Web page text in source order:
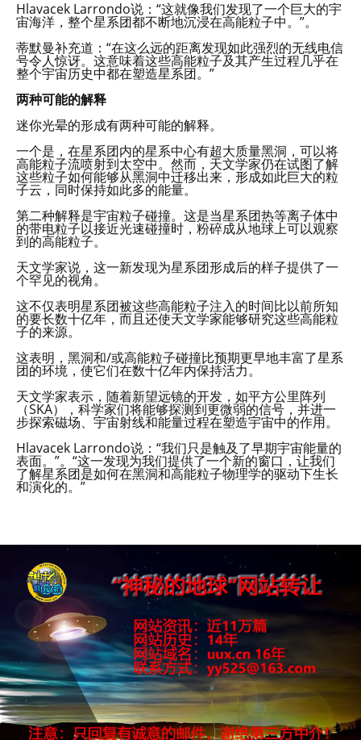
Hlavacek Larrondo说：“这就像我们发现了一个巨大的宇
宙海洋，整个星系团都不断地沉浸在高能粒子中。”。
蒂默曼补充道：“在这么远的距离发现如此强烈的无线电信
号令人惊讶。这意味着这些高能粒子及其产生过程几乎在
整个宇宙历史中都在塑造星系团。”
两种可能的解释
迷你光晕的形成有两种可能的解释。
一个是，在星系团内的星系中心有超大质量黑洞，可以将
高能粒子流喷射到太空中。然而，天文学家仍在试图了解
这些粒子如何能够从黑洞中迁移出来，形成如此巨大的粒
子云，同时保持如此多的能量。
第二种解释是宇宙粒子碰撞。这是当星系团热等离子体中
的带电粒子以接近光速碰撞时，粉碎成从地球上可以观察
到的高能粒子。
天文学家说，这一新发现为星系团形成后的样子提供了一
个罕见的视角。
这不仅表明星系团被这些高能粒子注入的时间比以前所知
的要长数十亿年，而且还使天文学家能够研究这些高能粒
子的来源。
这表明，黑洞和/或高能粒子碰撞比预期更早地丰富了星系
团的环境，使它们在数十亿年内保持活力。
天文学家表示，随着新望远镜的开发，如平方公里阵列
（SKA），科学家们将能够探测到更微弱的信号，并进一
步探索磁场、宇宙射线和能量过程在塑造宇宙中的作用。
Hlavacek Larrondo说：“我们只是触及了早期宇宙能量的
表面。”。“这一发现为我们提供了一个新的窗口，让我们
了解星系团是如何在黑洞和高能粒子物理学的驱动下生长
和演化的。”